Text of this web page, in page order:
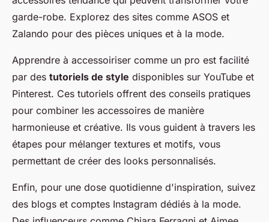
garde-robe. Explorez des sites comme ASOS et
Zalando pour des pièces uniques et à la mode.
Apprendre à accessoiriser comme un pro est facilité
par des tutoriels de style disponibles sur YouTube et
Pinterest. Ces tutoriels offrent des conseils pratiques
pour combiner les accessoires de manière
harmonieuse et créative. Ils vous guident à travers les
étapes pour mélanger textures et motifs, vous
permettant de créer des looks personnalisés.
Enfin, pour une dose quotidienne d'inspiration, suivez
des blogs et comptes Instagram dédiés à la mode.